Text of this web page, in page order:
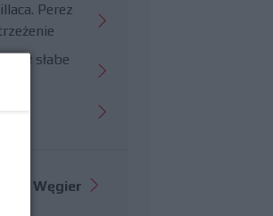
Perez
słabe
GP Węgier